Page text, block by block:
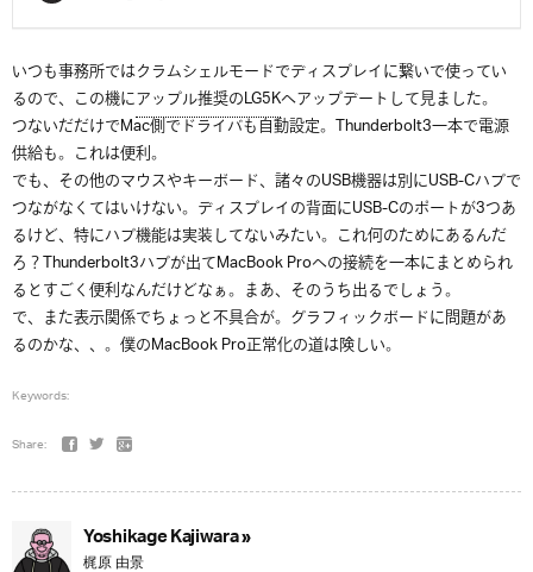
いつも事務所ではクラムシェルモードでディスプレイに繋いで使ってい
るので、この機にアップル推奨のLG5Kへアップデートして見ました。
つないだだけでMac側でドライバも自動設定。Thunderbolt3一本で電源
供給も。これは便利。
でも、その他のマウスやキーボード、諸々のUSB機器は別にUSB-Cハブで
つながなくてはいけない。ディスプレイの背面にUSB-Cのポートが3つあ
るけど、特にハブ機能は実装してないみたい。これ何のためにあるんだ
ろ？Thunderbolt3ハブが出てMacBook Proへの接続を一本にまとめられ
るとすごく便利なんだけどなぁ。まあ、そのうち出るでしょう。
で、また表示関係でちょっと不具合が。グラフィックボードに問題があ
るのかな、、。僕のMacBook Pro正常化の道は険しい。
Keywords:
Share:
Yoshikage Kajiwara »
梶原 由景